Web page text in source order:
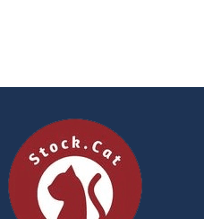
股市小白開罐器
了解更多 >